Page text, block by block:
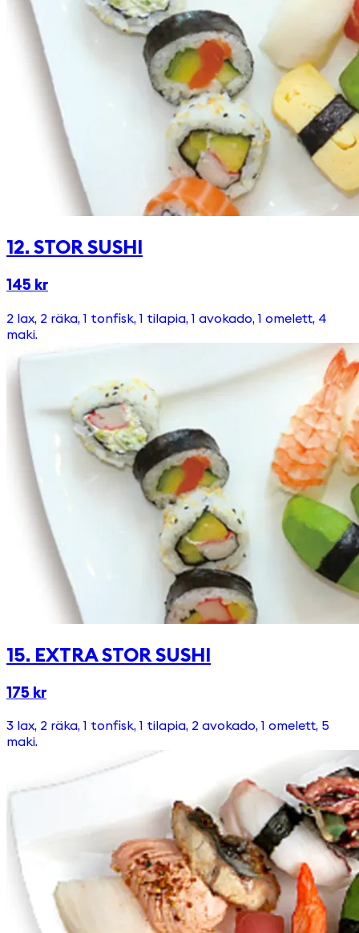
12. STOR SUSHI
145 kr
2 lax, 2 räka, 1 tonfisk, 1 tilapia, 1 avokado, 1 omelett, 4
maki.
15. EXTRA STOR SUSHI
175 kr
3 lax, 2 räka, 1 tonfisk, 1 tilapia, 2 avokado, 1 omelett, 5
maki.